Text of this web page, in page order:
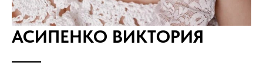
АСИПЕНКО ВИКТОРИЯ